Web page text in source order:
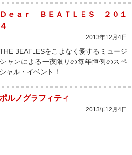
Ｄｅａｒ ＢＥＡＴＬＥＳ ２０１
４
2013年12月4日
THE BEATLESをこよなく愛するミュージ
シャンによる一夜限りの毎年恒例のスペ
シャル・イベント！
ポルノグラフィティ
2013年12月4日